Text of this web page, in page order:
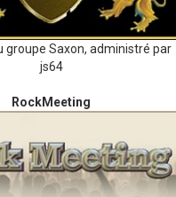
groupe Saxon, administré par
js64
RockMeeting